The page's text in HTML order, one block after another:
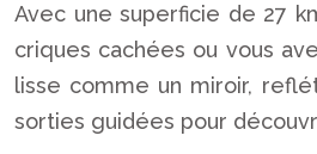
Avec une superficie de 27
criques cachées ou vous
lisse comme un miroir,
sorties guidées pour